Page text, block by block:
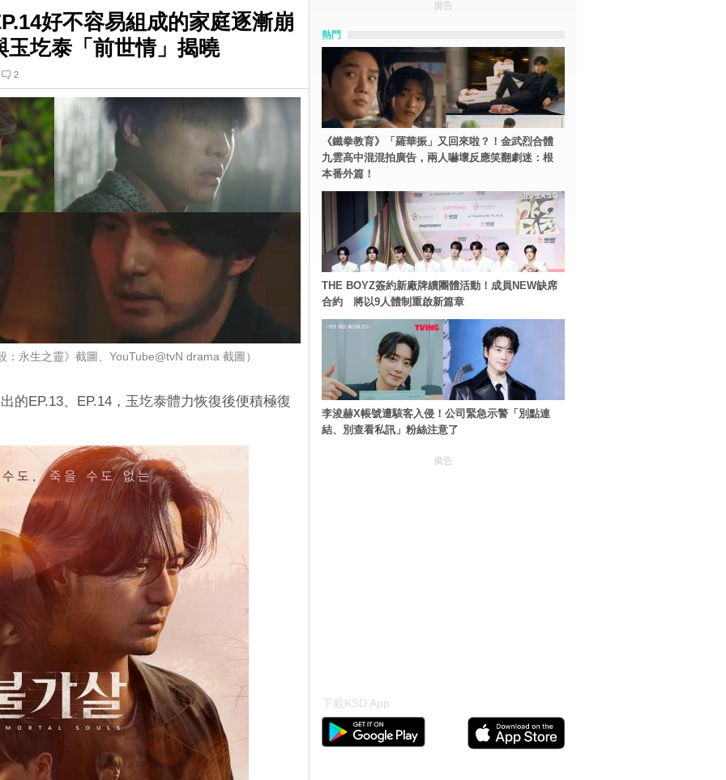
好不容易組成的家庭逐漸崩
玉圪泰「前世情」揭曉
2
永生之靈》截圖、YouTube@tvN drama 截圖）
的EP.13、EP.14，玉圪泰體力恢復後便積極復
廣告
熱門
《鐵拳教育》「羅華振」又回來啦？！金武烈合體
九雲高中混混拍廣告，兩人嚇壞反應笑翻劇迷：根
本番外篇！
THE BOYZ簽約新廠牌續團體活動！成員NEW缺席
合約 將以9人體制重啟新篇章
李浚赫X帳號遭駭客入侵！公司緊急示警「別點連
結、別查看私訊」粉絲注意了
廣告
下載KSD App